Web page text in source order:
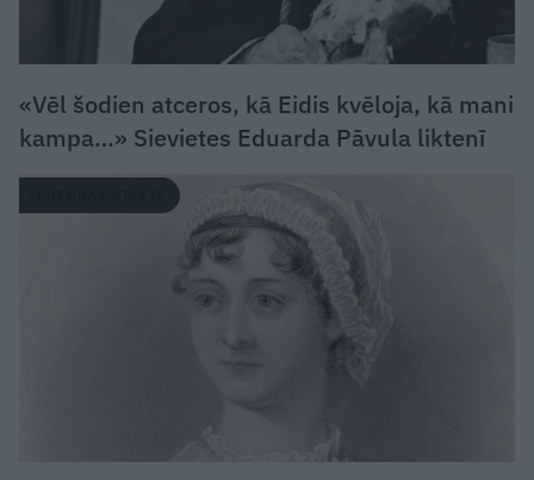
«Vēl šodien atceros, kā Eidis kvēloja, kā mani
kampa…» Sievietes Eduarda Pāvula liktenī